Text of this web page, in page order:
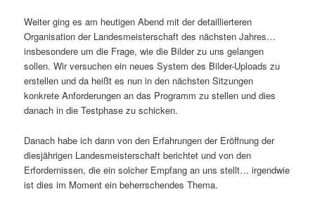
Weiter ging es am heutigen Abend mit der detaillierteren
Organisation der Landesmeisterschaft des nächsten Jahres…
insbesondere um die Frage, wie die Bilder zu uns gelangen
sollen. Wir versuchen ein neues System des Bilder-Uploads zu
erstellen und da heißt es nun in den nächsten Sitzungen
konkrete Anforderungen an das Programm zu stellen und dies
danach in die Testphase zu schicken.
Danach habe ich dann von den Erfahrungen der Eröffnung der
diesjährigen Landesmeisterschaft berichtet und von den
Erfordernissen, die ein solcher Empfang an uns stellt… irgendwie
ist dies im Moment ein beherrschendes Thema.